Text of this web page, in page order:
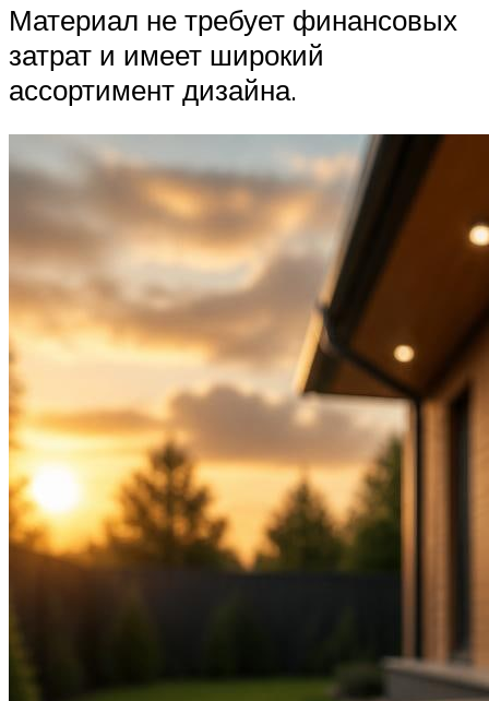
Материал не требует финансовых
затрат и имеет широкий
ассортимент дизайна.